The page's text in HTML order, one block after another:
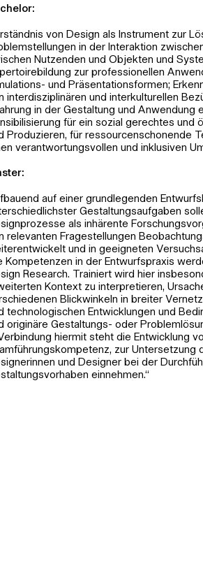
von Design als Instrument zur
in der Interaktion
Nutzenden und Objekten und
zur professionellen
und Präsentationsformen;
interdisziplinären und interkulturellen
in der Gestaltung und
für ein sozial gerechtes und
Produzieren, für ressourcenschonende
verantwortungsvollen und inklusiven
auf einer grundlegenden
Gestaltungsaufgaben
als inhärente
relevanten Fragestellungen
und in geeigneten
Kompetenzen in der Entwurfspraxis
Research. Trainiert wird hier
Kontext zu interpretieren,
Blickwinkeln in breiter
technologischen Entwicklungen und
originäre Gestaltungs- oder
hiermit steht die Entwicklung
zur
und Designer bei der
einnehmen.“